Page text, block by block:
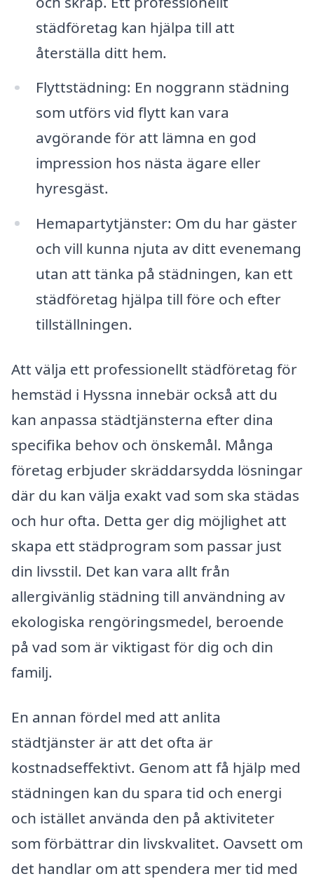
städföretag kan hjälpa till att
återställa ditt hem.
Flyttstädning: En noggrann städning
som utförs vid flytt kan vara
avgörande för att lämna en god
impression hos nästa ägare eller
hyresgäst.
Hemapartytjänster: Om du har gäster
och vill kunna njuta av ditt evenemang
utan att tänka på städningen, kan ett
städföretag hjälpa till före och efter
tillställningen.
Att välja ett professionellt städföretag för
hemstäd i Hyssna innebär också att du
kan anpassa städtjänsterna efter dina
specifika behov och önskemål. Många
företag erbjuder skräddarsydda lösningar
där du kan välja exakt vad som ska städas
och hur ofta. Detta ger dig möjlighet att
skapa ett städprogram som passar just
din livsstil. Det kan vara allt från
allergivänlig städning till användning av
ekologiska rengöringsmedel, beroende
på vad som är viktigast för dig och din
familj.
En annan fördel med att anlita
städtjänster är att det ofta är
kostnadseffektivt. Genom att få hjälp med
städningen kan du spara tid och energi
och istället använda den på aktiviteter
som förbättrar din livskvalitet. Oavsett om
det handlar om att spendera mer tid med